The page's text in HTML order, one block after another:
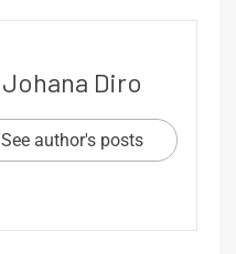
Johana Diro
See author's posts